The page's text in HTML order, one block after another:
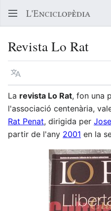
Revista Lo Rat
Llegir en un atre idioma
La revista Lo Rat, fon una
l'associació centenària,
Rat Penat, dirigida per
partir de l'any 2001 en la